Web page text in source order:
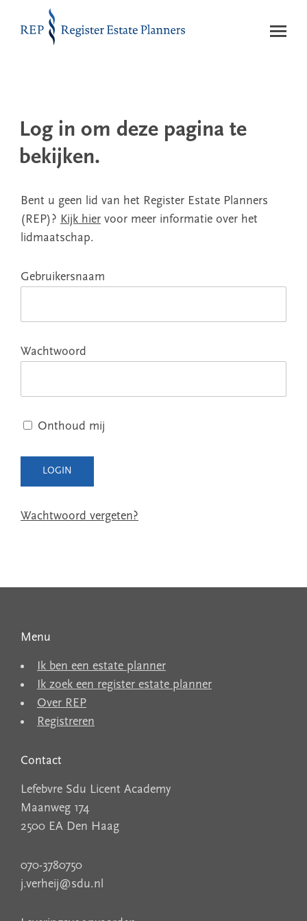
Naar de inhoud
Log in om deze pagina te
bekijken.
Bent u geen lid van het Register Estate Planners
(REP)? Kijk hier voor meer informatie over het
lidmaatschap.
Gebruikersnaam
Wachtwoord
Onthoud mij
Wachtwoord vergeten?
Menu
Ik ben een estate planner
Ik zoek een register estate planner
Over REP
Registreren
Contact
Lefebvre Sdu Licent Academy
Maanweg 174
2500 EA Den Haag
070-3780750
j.verheij@sdu.nl